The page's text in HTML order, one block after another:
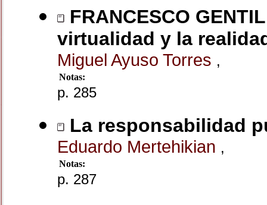
FRANCESCO
virtualidad y la
Miguel Ayuso Torres ,
Notas:
p. 285
La responsabilidad
Eduardo Mertehikian ,
Notas:
p. 287